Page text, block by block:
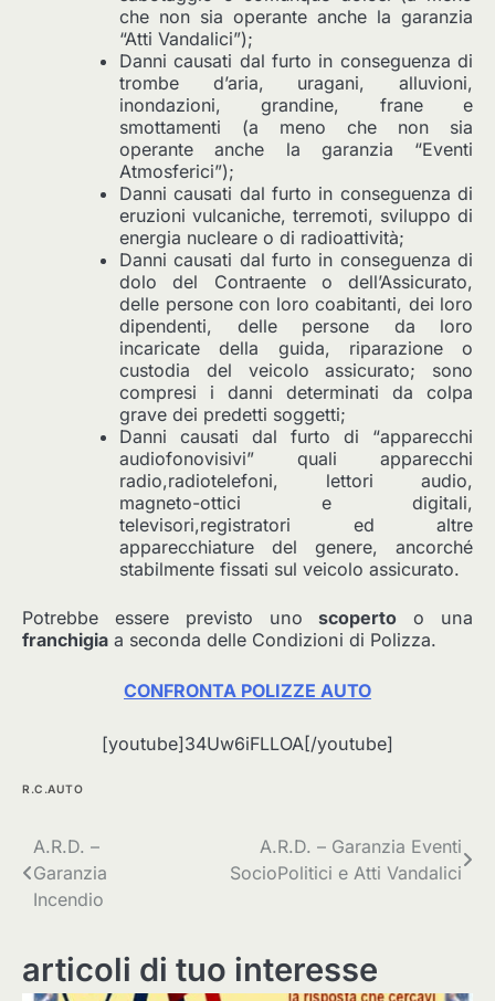
che non sia operante anche la garanzia
“Atti Vandalici”);
Danni causati dal furto in conseguenza di
trombe d’aria, uragani, alluvioni,
inondazioni, grandine, frane e
smottamenti (a meno che non sia
operante anche la garanzia “Eventi
Atmosferici”);
Danni causati dal furto in conseguenza di
eruzioni vulcaniche, terremoti, sviluppo di
energia nucleare o di radioattività;
Danni causati dal furto in conseguenza di
dolo del Contraente o dell’Assicurato,
delle persone con loro coabitanti, dei loro
dipendenti, delle persone da loro
incaricate della guida, riparazione o
custodia del veicolo assicurato; sono
compresi i danni determinati da colpa
grave dei predetti soggetti;
Danni causati dal furto di “apparecchi
audiofonovisivi” quali apparecchi
radio,radiotelefoni, lettori audio,
magneto-ottici e digitali,
televisori,registratori ed altre
apparecchiature del genere, ancorché
stabilmente fissati sul veicolo assicurato.
Potrebbe essere previsto unoscoperto o una
franchigia a seconda delle Condizioni di Polizza.
CONFRONTA POLIZZE AUTO
[youtube]34Uw6iFLLOA[/youtube]
R.C.AUTO
Navigazione
articoli
A.R.D. –
Garanzia
Incendio
A.R.D. – Garanzia Eventi
SocioPolitici e Atti Vandalici
articoli di tuo interesse